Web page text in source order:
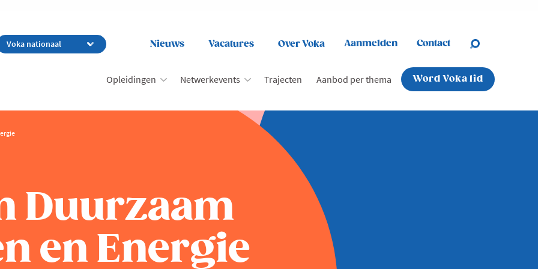
Nieuws Vacatures Over Voka Aanmelden Contact
Opleidingen Netwerkevents Trajecten Aanbod per thema Word Voka lid
Duurzaam
en Energie